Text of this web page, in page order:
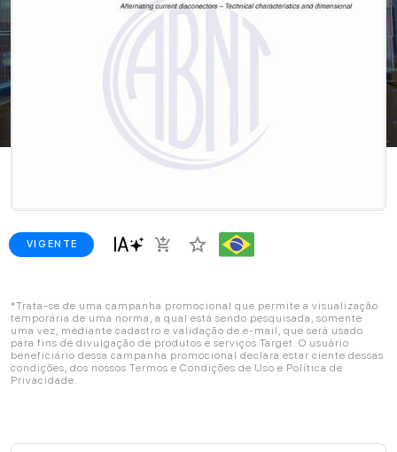
VIGENTE add_shopping_cart star_border
*Trata-se de uma campanha promocional que permite a visualização
temporária de uma norma, a qual está sendo pesquisada, somente
uma vez, mediante cadastro e validação de e-mail, que será usado
para fins de divulgação de produtos e serviços Target. O usuário
beneficiário dessa campanha promocional declara estar ciente dessas
condições, dos nossos Termos e Condições de Uso e Política de
Privacidade.